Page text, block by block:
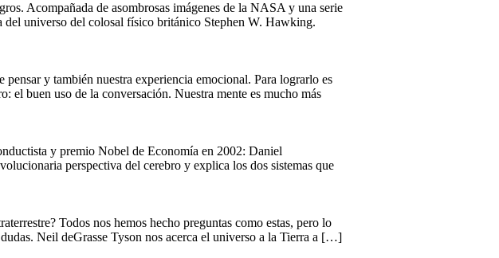
Acompañada de asombrosas imágenes de la NASA y una serie
del universo del colosal físico británico Stephen W. Hawking.
y también nuestra experiencia emocional. Para lograrlo es
el buen uso de la conversación. Nuestra mente es mucho más
y premio Nobel de Economía en 2002: Daniel
perspectiva del cerebro y explica los dos sistemas que
Todos nos hemos hecho preguntas como estas, pero lo
Neil deGrasse Tyson nos acerca el universo a la Tierra a […]